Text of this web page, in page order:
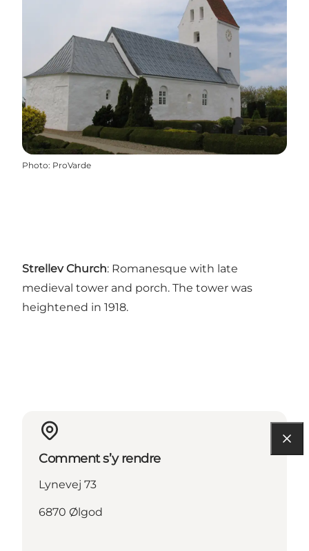
Photo: ProVarde
Strellev Church: Romanesque with late
medieval tower and porch. The tower was
heightened in 1918.
Comment s’y rendre
Lynevej 73
6870 Ølgod